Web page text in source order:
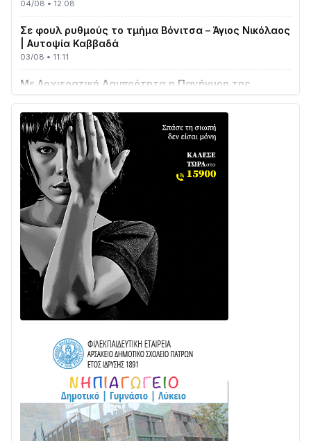
Σε φουλ ρυθμούς το τμήμα Βόνιτσα – Άγιος Νικόλαος
| Αυτοψία Καββαδά
03/08 • 11:11
Με Αρχιερατική Λαμπρότητα η Πανήγυρη της
Μεταμορφώσεως του Σωτήρος στο Γολέμι
03/08 • 07:45
Ενισχύεται η Πολιτική Προστασία στο Δήμο Αγρινίου
με δύο νέα υδροφόρα οχήματα
02/08 • 18:26
Διαβάστε την «Ναυπακτία» που κυκλοφορεί
31/07 • 08:16
Δωρίδα για Όλους: «Καμία εκχώρηση των νερών
στην ΕΥΔΑΠ»
28/07 • 21:46
Διαβάστε την «Ναυπακτία» που κυκλοφορεί
24/07 • 11:31
Γιορτή της Τράτας 2026 | Ερατεινή Δωρίδας:
Παράδοση, Χορός & Γλέντι!
08/08 • 12:01
ΤΟ ΠΑΡΤΥ ΣΥΝΕΧΙΖΕΤΑΙ…
05/08 • 08:41
Στο σκοτάδι μεγάλο μέρος στο Λυγιά Ναυπάκτου
04/08 • 19:47